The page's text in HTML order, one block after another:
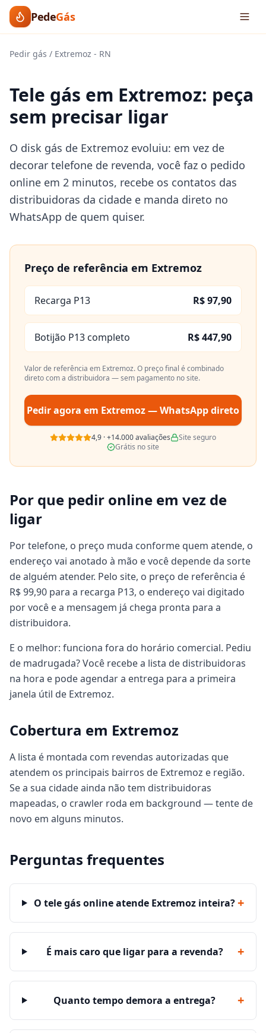
PedeGás
Pedir gás / Extremoz - RN
Tele gás em Extremoz: peça
sem precisar ligar
O disk gás de Extremoz evoluiu: em vez de
decorar telefone de revenda, você faz o pedido
online em 2 minutos, recebe os contatos das
distribuidoras da cidade e manda direto no
WhatsApp de quem quiser.
Preço de referência em Extremoz
Recarga P13 R$ 97,90
Botijão P13 completo R$ 447,90
Valor de referência em Extremoz. O preço final é combinado
direto com a distribuidora — sem pagamento no site.
Pedir agora em Extremoz— WhatsApp direto
4,9 ·+14.000avaliações
Site seguro
Grátis no site
Por que pedir online em vez de
ligar
Por telefone, o preço muda conforme quem atende, o
endereço vai anotado à mão e você depende da sorte
de alguém atender. Pelo site, o preço de referência é
R$ 99,90 para a recarga P13, o endereço vai digitado
por você e a mensagem já chega pronta para a
distribuidora.
E o melhor: funciona fora do horário comercial. Pediu
de madrugada? Você recebe a lista de distribuidoras
na hora e pode agendar a entrega para a primeira
janela útil de Extremoz.
Cobertura em Extremoz
A lista é montada com revendas autorizadas que
atendem os principais bairros de Extremoz e região.
Se a sua cidade ainda não tem distribuidoras
mapeadas, o crawler roda em background — tente de
novo em alguns minutos.
Perguntas frequentes
O tele gás online atende Extremoz inteira?+
É mais caro que ligar para a revenda? +
Quanto tempo demora a entrega? +